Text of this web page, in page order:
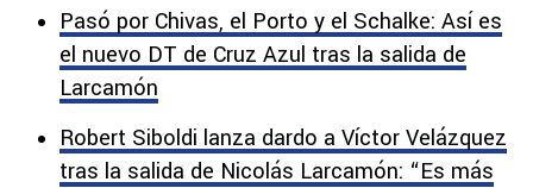
Pasó por Chivas, el Porto y el Schalke: Así es
el nuevo DT de Cruz Azul tras la salida de
Larcamón
Robert Siboldi lanza dardo a Víctor Velázquez
tras la salida de Nicolás Larcamón: “Es más